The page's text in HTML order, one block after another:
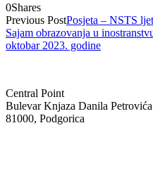
0Shares
Previous PostPosjeta – NSTS
Sajam obrazovanja u
oktobar 2023. godine
Central Point
Bulevar Knjaza Danila
81000, Podgorica